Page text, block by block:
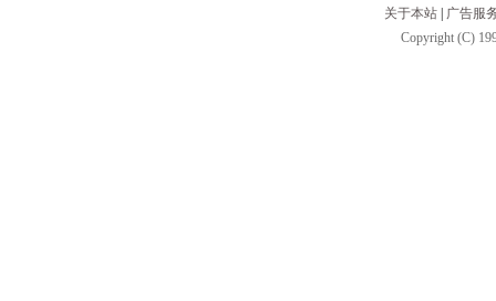
关于本站
广告服
Copyright (C)